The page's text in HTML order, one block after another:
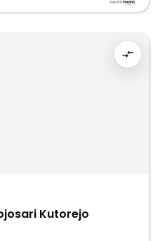
Kutorejo